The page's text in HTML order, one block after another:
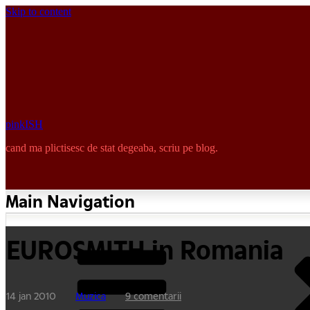
Skip to content
pinkISH
cand ma plictisesc de stat degeaba, scriu pe blog.
Main Navigation
EUROSMITH in Romania
14 jan 2010 Muzica 9 comentarii